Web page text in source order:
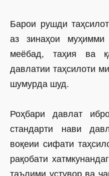
Барои рушди
аз зинаҳои
меёбад, таҳия ва
давлатии таҳсилоти
шумурда шуд.
Роҳбари давлат
стандарти нави
воқеии сифати
рақобати